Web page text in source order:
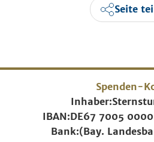
Seite
Spenden-
Inhaber:
IBAN:DE67 7005
Bank:(Bay.